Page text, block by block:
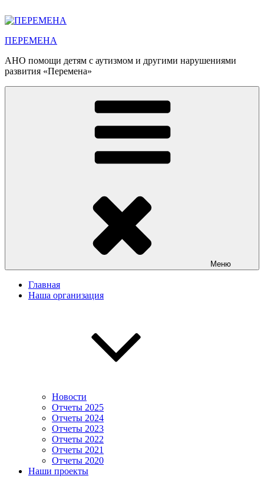
к
ПЕРЕМЕНА
АНО помощи детям с аутизмом и другими нарушениями
развития «Перемена»
Меню
Главная
Наша организация
Новости
Отчеты 2025
Отчеты 2024
Отчеты 2023
Отчеты 2022
Отчеты 2021
Отчеты 2020
Наши проекты